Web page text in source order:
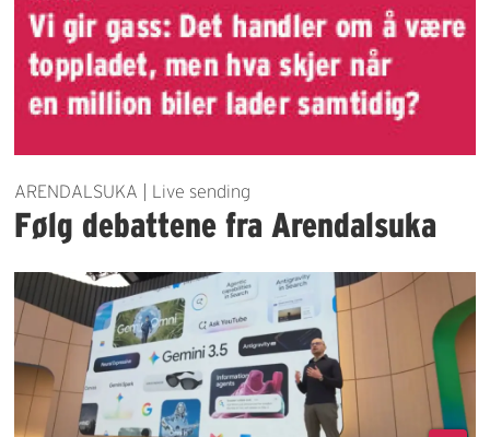
ARENDALSUKA | Live sending
Følg debattene fra Arendalsuka